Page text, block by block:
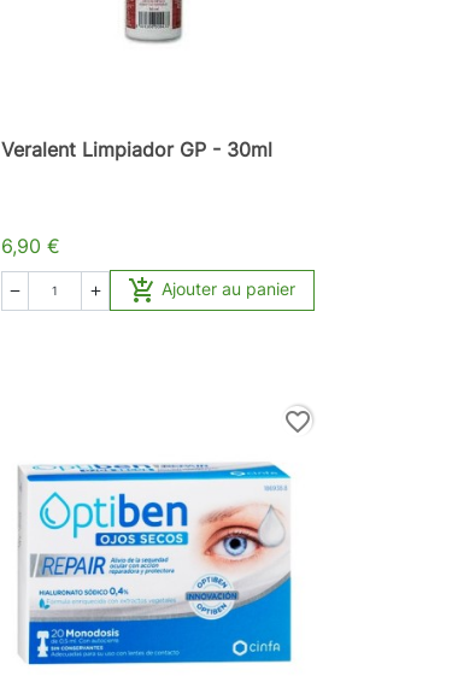
Veralent Limpiador GP - 30ml
6,90 €
   Ajouter au panier
favorite_border